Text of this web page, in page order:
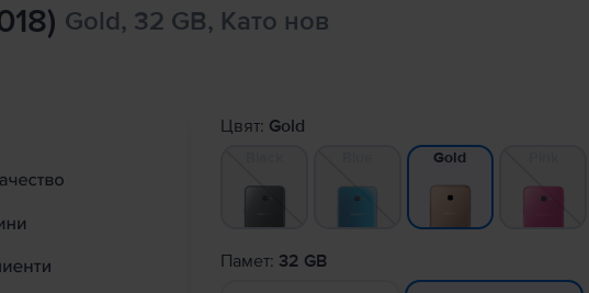
Gold, 32 GB, Като нов
Цвят: Gold
Gold
Памет: 32 GB